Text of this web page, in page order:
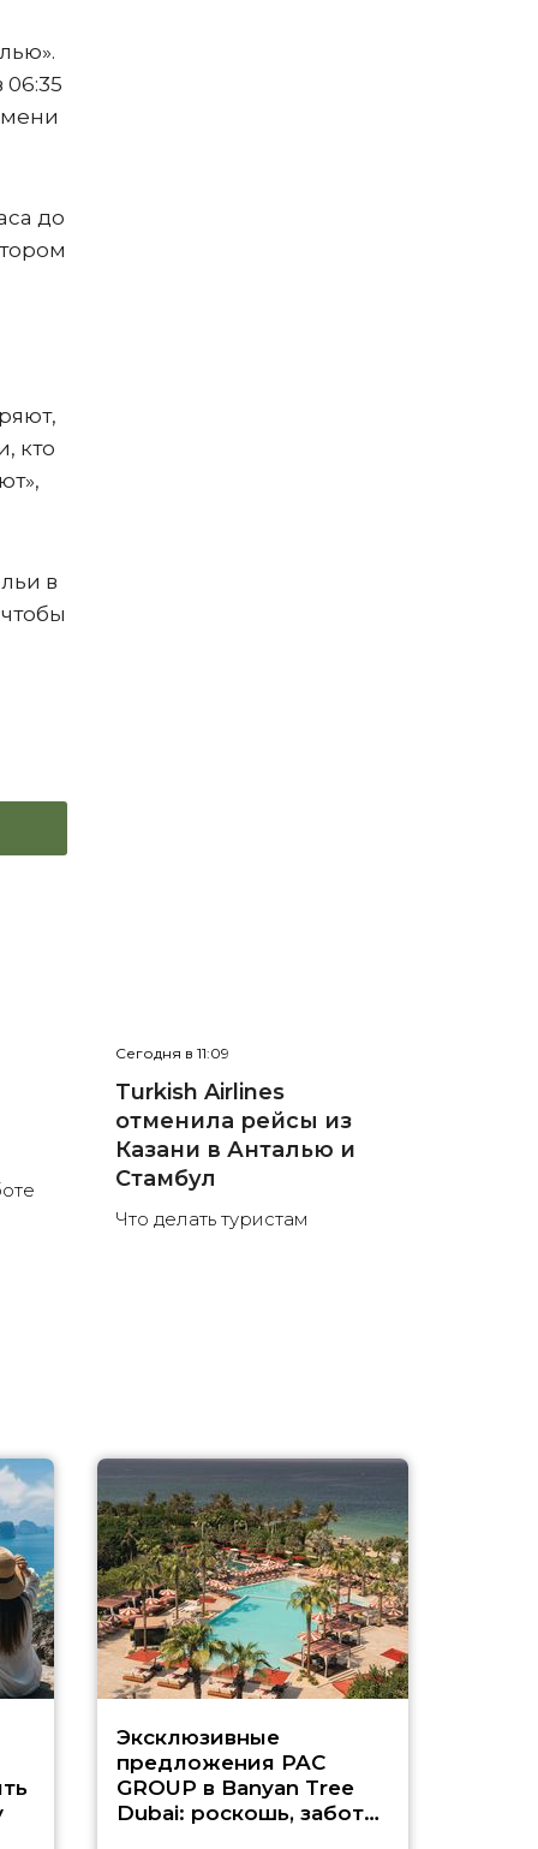
до
кто
в
Сегодня в 11:09
Turkish Airlines
отменила рейсы из
Казани в Анталью и
Стамбул
Что делать туристам
Эксклюзивные
предложения PAC
GROUP в Banyan Tree
Dubai: роскошь, забота